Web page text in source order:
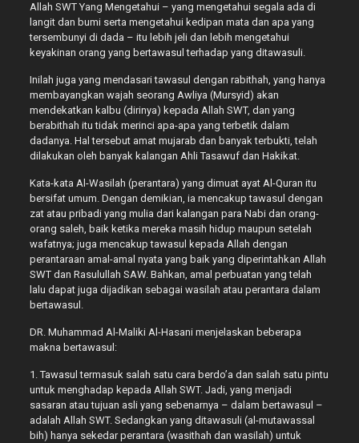
Allah SWT Yang Mengetahui – yang mengetahui segala ada di
langit dan bumi serta mengetahui kedipan mata dan apa yang
tersembunyi di dada – itu lebih jeli dan lebih mengetahui
keyakinan orang yang bertawasul terhadap yang ditawasuli.
Inilah juga yang mendasari tawasul dengan rabithah, yang hanya
membayangkan wajah seorang Awliya (Mursyid) akan
mendekatkan kalbu (dirinya) kepada Allah SWT, dan yang
berabithah itu tidak merinci apa-apa yang terbetik dalam
dadanya. Hal tersebut amat mujarab dan banyak terbukti, telah
dilakukan oleh banyak kalangan Ahli Tasawuf dan Hakikat.
Kata-kata Al-Wasilah (perantara) yang dimuat ayat Al-Quran itu
bersifat umum. Dengan demikian, ia mencakup tawasul dengan
zat atau pribadi yang mulia dari kalangan para Nabi dan orang-
orang saleh, baik ketika mereka masih hidup maupun setelah
wafatnya; juga mencakup tawasul kepada Allah dengan
perantaraan amal-amal nyata yang baik yang diperintahkan Allah
SWT dan Rasulullah SAW. Bahkan, amal perbuatan yang telah
lalu dapat juga dijadikan sebagai wasilah atau perantara dalam
bertawasul.
DR. Muhammad Al-Maliki Al-Hasani menjelaskan beberapa
makna bertawasul:
1. Tawasul termasuk salah satu cara berdo’a dan salah satu pintu
untuk menghadap kepada Allah SWT. Jadi, yang menjadi
sasaran atau tujuan asli yang sebenarnya – dalam bertawasul –
adalah Allah SWT. Sedangkan yang ditawasuli (al-mutawassal
bih) hanya sekedar perantara (wasithah dan wasilah) untuk